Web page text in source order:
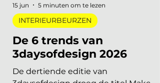
agenda te blokken. Welke
interieurbeurzen, designbeurzen
De 6 trends van
3daysofdesign 2026
INTERIEURBEURZEN
15 jun 5 minuten om te lezen